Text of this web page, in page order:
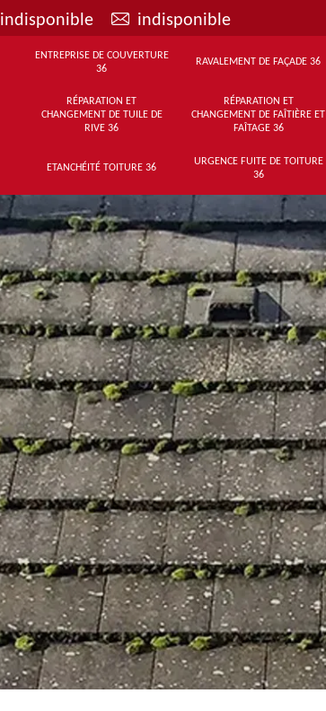
indisponible indisponible
ENTREPRISE DE COUVERTURE
36
RAVALEMENT DE FAÇADE 36
RÉPARATION ET
CHANGEMENT DE TUILE DE
RIVE 36
RÉPARATION ET
CHANGEMENT DE FAÎTIÈRE ET
FAÎTAGE 36
ETANCHÉITÉ TOITURE 36
URGENCE FUITE DE TOITURE
36